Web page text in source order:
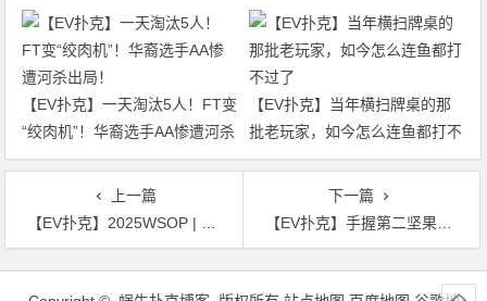
54.4万领跑，主赛第一轮晋级版
【EV扑克】一天淘汰5人！FT变
“绞肉机”！华裔选手AA惨遭河杀
出局！
【EV扑克】当年横扫牌桌的那
批老玩家，如今怎么连鱼都打不
过了
上一篇
【EV扑克】2025WSOP | 主赛Day2ABC国人Liu Xiaozhe、徐强、Chen Yuhang、刘天、赵刚等纷纷晋级
下一篇
【EV扑克】手握第二坚果牌长考10分钟，“嘴炮哥” 是真能叨叨啊
文